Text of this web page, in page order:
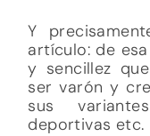
Y
artículo: de
y sencillez
ser varón y
sus
deportivas etc.